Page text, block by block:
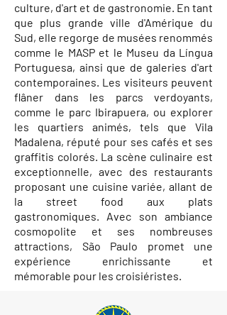
culture, d'art et de gastronomie. En tant
que plus grande ville d'Amérique du
Sud, elle regorge de musées renommés
comme le MASP et le Museu da Língua
Portuguesa, ainsi que de galeries d'art
contemporaines. Les visiteurs peuvent
flâner dans les parcs verdoyants,
comme le parc Ibirapuera, ou explorer
les quartiers animés, tels que Vila
Madalena, réputé pour ses cafés et ses
graffitis colorés. La scène culinaire est
exceptionnelle, avec des restaurants
proposant une cuisine variée, allant de
la street food aux plats
gastronomiques. Avec son ambiance
cosmopolite et ses nombreuses
attractions, São Paulo promet une
expérience enrichissante et
mémorable pour les croisiéristes.